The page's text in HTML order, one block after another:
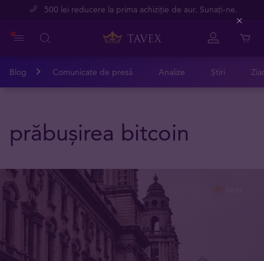
500 lei reducere la prima achiziție de aur. Sunați-ne.
Blog Comunicate de presă Analize Știri
prăbușirea bitcoin
Close